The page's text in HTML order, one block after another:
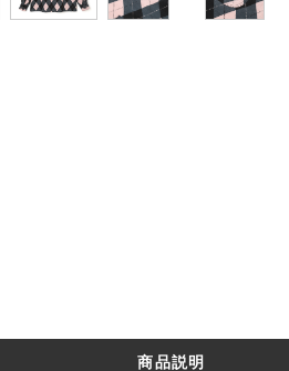
商品説明